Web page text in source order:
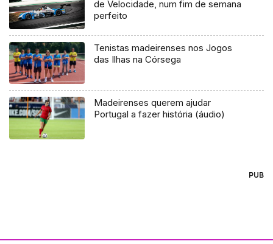
de Velocidade, num fim de semana
perfeito
Tenistas madeirenses nos Jogos
das Ilhas na Córsega
Madeirenses querem ajudar
Portugal a fazer história (áudio)
PUB